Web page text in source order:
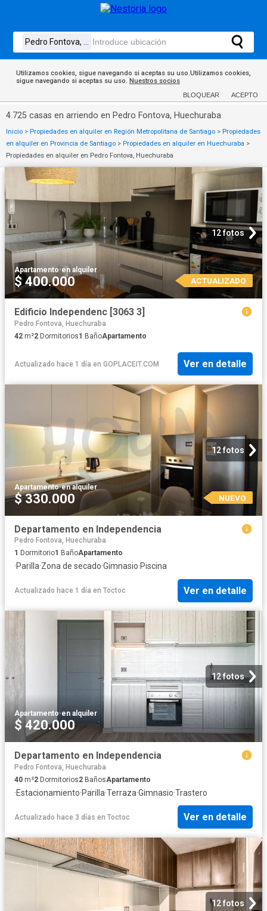
Utilizamos cookies, sigue navegando si aceptas su uso.Utilizamos cookies,
sigue navegando si aceptas su uso. Nuestros socios
BLOQUEAR ACEPTO
4.725 casas en arriendo en Pedro Fontova, Huechuraba
Inicio > Propiedades en alquiler en Región Metropolitana de Santiago > Propiedades
en alquiler en Provincia de Santiago > Propiedades en alquiler en Huechuraba >
Propiedades en alquiler en Pedro Fontova, Huechuraba
12 fotos
Apartamento·en alquiler
$ 400.000 ACTUALIZADO
Edificio Independenc [3063 3]
Pedro Fontova, Huechuraba
42 m²2 Dormitorios1 BañoApartamento
Actualizado hace 1 día en GOPLACEIT.COM Ver en detalle
12 fotos
Apartamento·en alquiler
$ 330.000 NUEVO
Departamento en Independencia
Pedro Fontova, Huechuraba
1 Dormitorio1 BañoApartamento
·Parilla·Zona de secado·Gimnasio·Piscina
Actualizado hace 1 día en Toctoc Ver en detalle
12 fotos
Apartamento·en alquiler
$ 420.000
Departamento en Independencia
Pedro Fontova, Huechuraba
40 m²2 Dormitorios2 BañosApartamento
·Estacionamiento·Parilla·Terraza·Gimnasio·Trastero
Actualizado hace 3 días en Toctoc Ver en detalle
12 fotos